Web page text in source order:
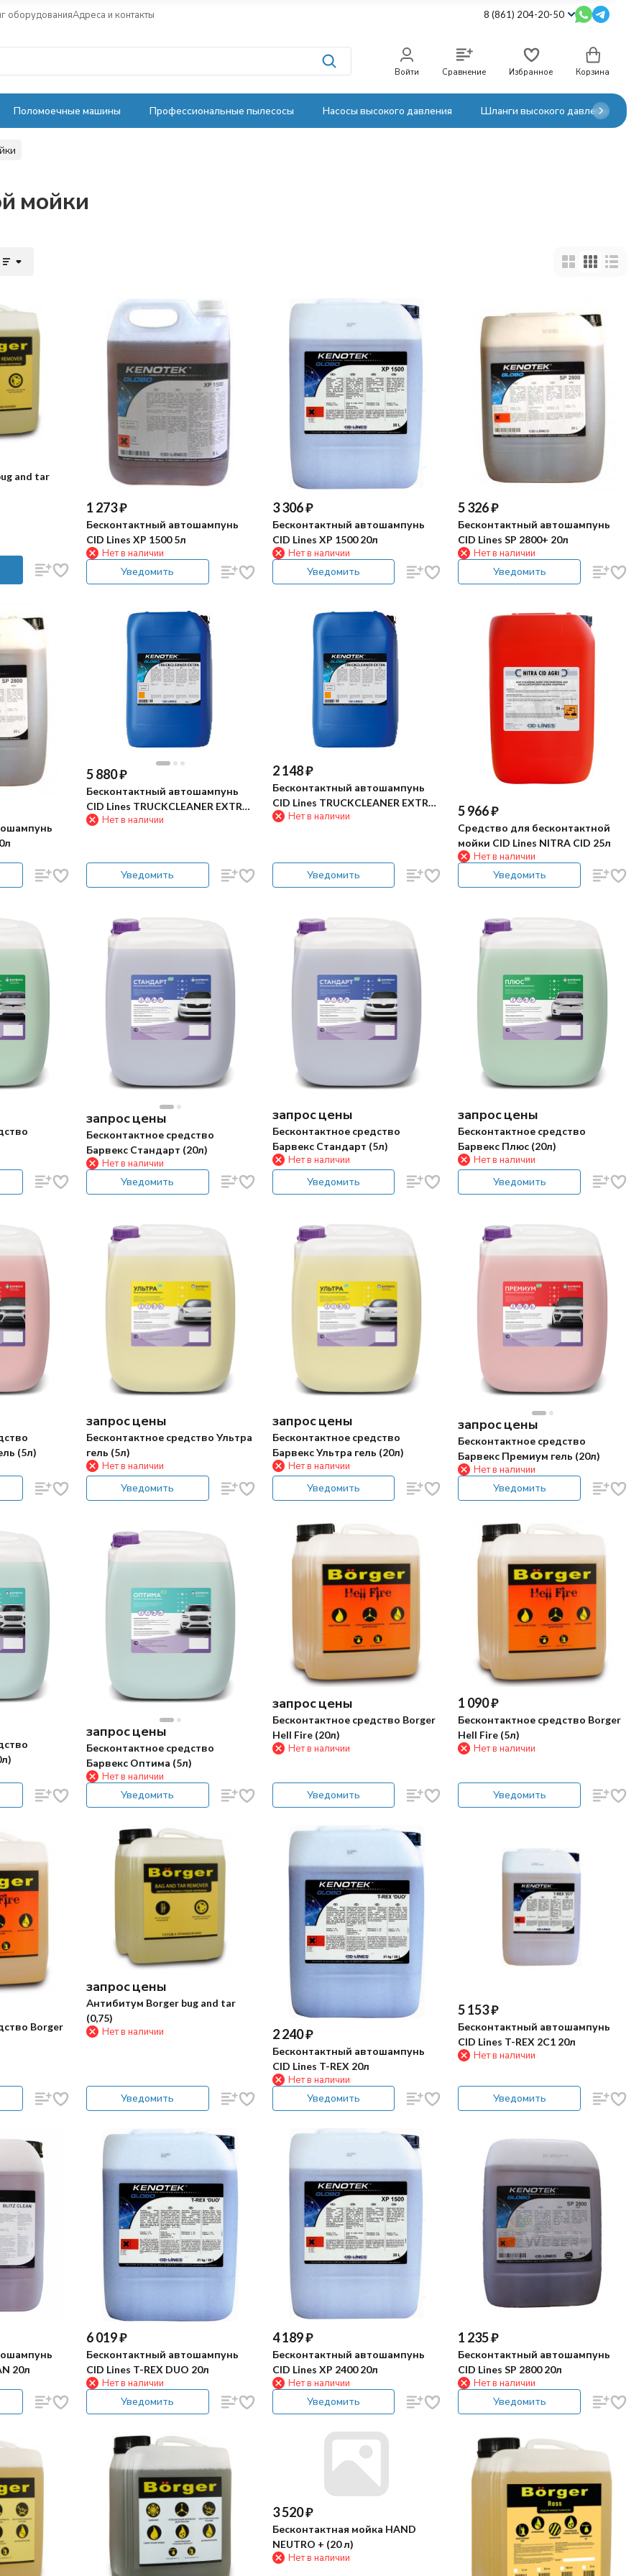
оборудованияАдреса и контакты 8 (861) 204-20-50
Войти Сравнение Избранное Корзина
Поломоечные машины Профессиональные пылесосы Насосы высокого давления Шланги высокого давления
мойки
and tar
1 273₽
Бесконтактный автошампунь
CID Lines XP 1500 5л
Нет в наличии
Уведомить
3 306₽
Бесконтактный автошампунь
CID Lines XP 1500 20л
Нет в наличии
Уведомить
5 326₽
Бесконтактный автошампунь
CID Lines SP 2800+ 20л
Нет в наличии
Уведомить
5 880₽
Бесконтактный автошампунь
CID Lines TRUCKCLEANER EXTRA
25лНет в наличии
Уведомить
2 148₽
Бесконтактный автошампунь
CID Lines TRUCKCLEANER EXTRA
10лНет в наличии
Уведомить
5 966₽
Средство для бесконтактной
мойки CID Lines NITRA CID 25л
Нет в наличии
Уведомить
запрос цены
Бесконтактное средство
Барвекс Стандарт (20л)
Нет в наличии
Уведомить
запрос цены
Бесконтактное средство
Барвекс Стандарт (5л)
Нет в наличии
Уведомить
запрос цены
Бесконтактное средство
Барвекс Плюс (20л)
Нет в наличии
Уведомить
(5л)
запрос цены
Бесконтактное средство Ультра
гель (5л)
Нет в наличии
Уведомить
запрос цены
Бесконтактное средство
Барвекс Ультра гель (20л)
Нет в наличии
Уведомить
запрос цены
Бесконтактное средство
Барвекс Премиум гель (20л)
Нет в наличии
Уведомить
запрос цены
Бесконтактное средство
Барвекс Оптима (5л)
Нет в наличии
Уведомить
запрос цены
Бесконтактное средство Borger
Hell Fire (20л)
Нет в наличии
Уведомить
1 090₽
Бесконтактное средство Borger
Hell Fire (5л)
Нет в наличии
Уведомить
Borger
запрос цены
Антибитум Borger bug and tar
(0,75)
Нет в наличии
Уведомить
2 240₽
Бесконтактный автошампунь
CID Lines T-REX 20л
Нет в наличии
Уведомить
5 153₽
Бесконтактный автошампунь
CID Lines T-REX 2C1 20л
Нет в наличии
Уведомить
20л
6 019₽
Бесконтактный автошампунь
CID Lines T-REX DUO 20л
Нет в наличии
Уведомить
4 189₽
Бесконтактный автошампунь
CID Lines XP 2400 20л
Нет в наличии
Уведомить
1 235₽
Бесконтактный автошампунь
CID Lines SP 2800 20л
Нет в наличии
Уведомить
3 520₽
Бесконтактная мойка HAND
NEUTRO + (20 л)
Нет в наличии